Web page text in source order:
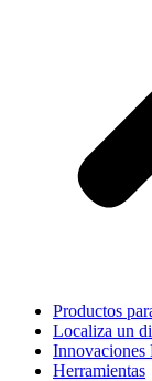
Productos
Localiza un
Innovaciones
Herramientas